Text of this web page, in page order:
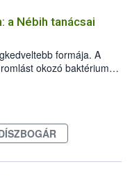
károsító elleni további
kis kiszerelésben kiskerti
termesztésben is
a Nébih tanácsai
formája. A
okozó baktériumok
szabadtéri sütögetés
szól: legalább
hőkezelés, valamint a
Élelmiszerlánc-
összegyűjtötte a